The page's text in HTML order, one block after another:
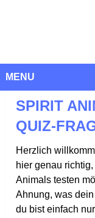
MENU
SPIRIT
QUIZ-
Herzlich
hier genau
Animals testen
Ahnung, was
du bist einfach